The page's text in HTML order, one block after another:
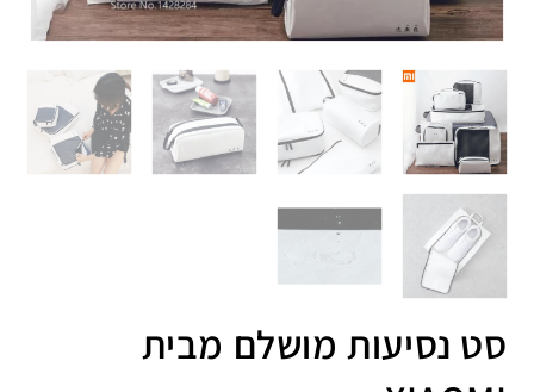
סט נסיעות מושלם מבית